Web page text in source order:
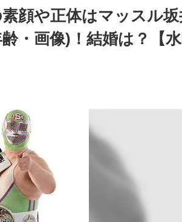
顔や正体はマッスル坂
・画像)！結婚は？【水